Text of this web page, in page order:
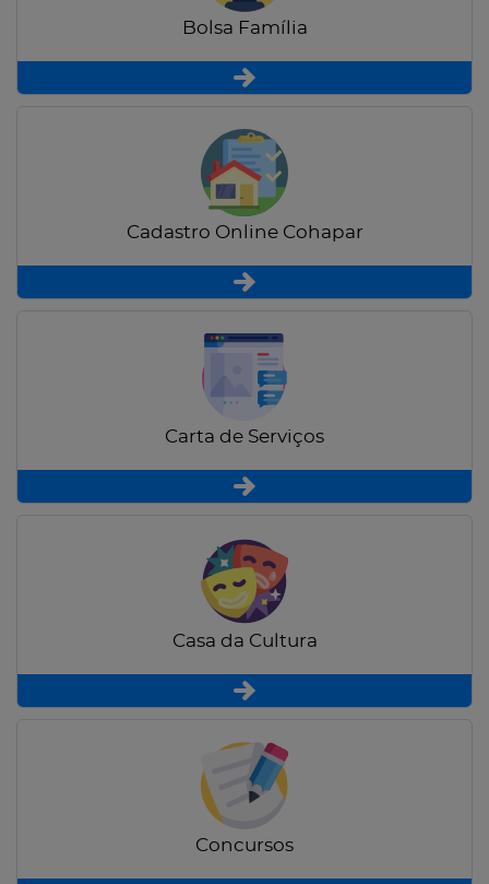
Bolsa Família
Cadastro Online Cohapar
Carta de Serviços
Casa da Cultura
Concursos